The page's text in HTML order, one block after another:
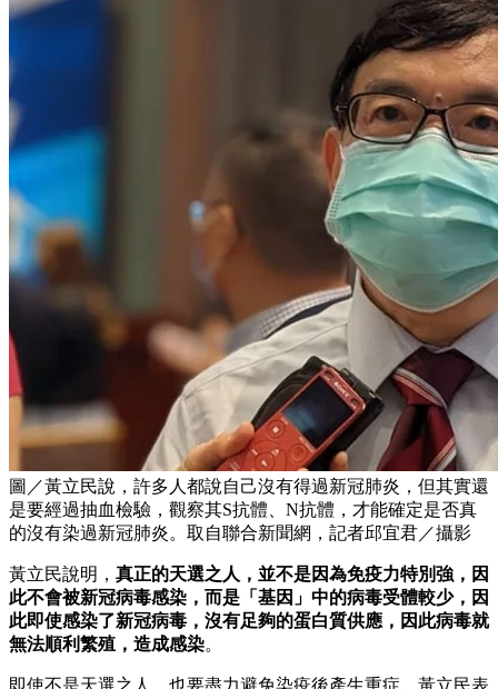
圖／黃立民說，許多人都說自己沒有得過新冠肺炎，但其實還
是要經過抽血檢驗，觀察其S抗體、N抗體，才能確定是否真
的沒有染過新冠肺炎。取自聯合新聞網，記者邱宜君／攝影
黃立民說明， 真正的天選之人，並不是因為免疫力特別強，因
此不會被新冠病毒感染，而是「基因」中的病毒受體較少，因
此即使感染了新冠病毒，沒有足夠的蛋白質供應，因此病毒就
無法順利繁殖，造成感染。
即使不是天選之人，也要盡力避免染疫後產生重症。黃立民表